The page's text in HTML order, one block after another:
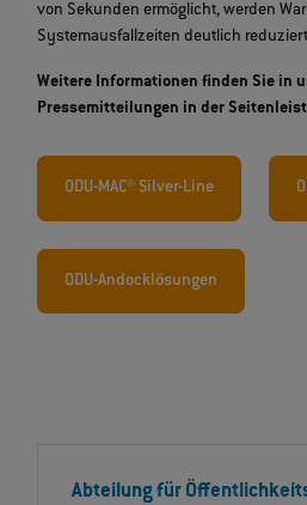
von Sekunden ermöglicht, werden
Systemausfallzeiten deutlich
Weitere Informationen finden Sie in
Pressemitteilungen in der
ODU-MAC® Silver-Line
ODU-Andocklösungen
Abteilung für